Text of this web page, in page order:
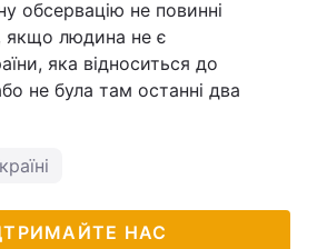
обсервацію не повинні
якщо людина не є
яка відноситься до
не була там останні два
НАС